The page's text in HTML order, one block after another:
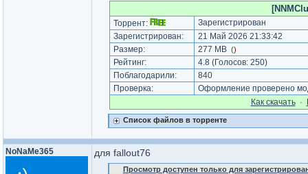
Торрент:
Зарегистрирован
Зарегистрирован:
21 Май 2026 21:33:42
Размер:
277 MB ()
Рейтинг: 4.8 (Голосов: 250)
Поблагодарили:
840
Проверка:
Оформление проверено
Как cкачать·
Список файлов в торренте
NoNaMe365 для fallout76
Просмотр доступен только для